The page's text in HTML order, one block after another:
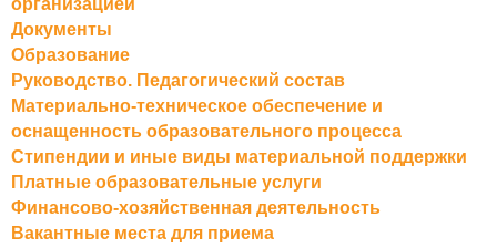
организацией
Документы
Образование
Руководство. Педагогический состав
Материально-техническое обеспечение и
оснащенность образовательного процесса
Стипендии и иные виды материальной поддержки
Платные образовательные услуги
Финансово-хозяйственная деятельность
Вакантные места для приема